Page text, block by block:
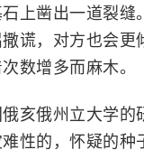
上凿出一道裂缝
谎，对方也会更
数增多而麻木。
亥俄州立大学
性的，怀疑的种